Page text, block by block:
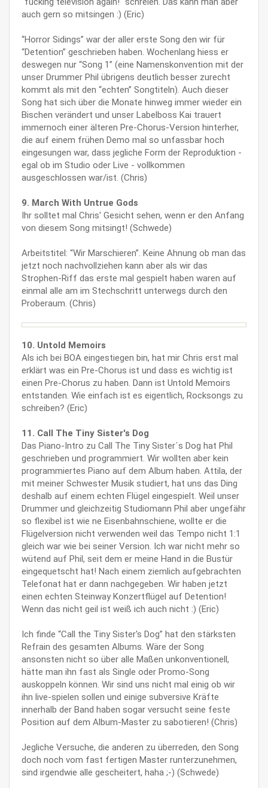
auch gern so mitsingen :) (Eric)
“Horror Sidings” war der aller erste Song den wir für
“Detention” geschrieben haben. Wochenlang hiess er
deswegen nur “Song 1” (eine Namenskonvention mit der
unser Drummer Phil übrigens deutlich besser zurecht
kommt als mit den “echten” Songtiteln). Auch dieser
Song hat sich über die Monate hinweg immer wieder ein
Bischen verändert und unser Labelboss Kai trauert
immernoch einer älteren Pre-Chorus-Version hinterher,
die auf einem frühen Demo mal so unfassbar hoch
eingesungen war, dass jegliche Form der Reproduktion -
egal ob im Studio oder Live - vollkommen
ausgeschlossen war/ist. (Chris)
9. March With Untrue Gods
Ihr solltet mal Chris' Gesicht sehen, wenn er den Anfang
von diesem Song mitsingt! (Schwede)
Arbeitstitel: “Wir Marschieren”. Keine Ahnung ob man das
jetzt noch nachvollziehen kann aber als wir das
Strophen-Riff das erste mal gespielt haben waren auf
einmal alle am im Stechschritt unterwegs durch den
Proberaum. (Chris)
10. Untold Memoirs
Als ich bei BOA eingestiegen bin, hat mir Chris erst mal
erklärt was ein Pre-Chorus ist und dass es wichtig ist
einen Pre-Chorus zu haben. Dann ist Untold Memoirs
entstanden. Wie einfach ist es eigentlich, Rocksongs zu
schreiben? (Eric)
11. Call The Tiny Sister's Dog
Das Piano-Intro zu Call The Tiny Sister´s Dog hat Phil
geschrieben und programmiert. Wir wollten aber kein
programmiertes Piano auf dem Album haben. Attila, der
mit meiner Schwester Musik studiert, hat uns das Ding
deshalb auf einem echten Flügel eingespielt. Weil unser
Drummer und gleichzeitig Studiomann Phil aber ungefähr
so flexibel ist wie ne Eisenbahnschiene, wollte er die
Flügelversion nicht verwenden weil das Tempo nicht 1:1
gleich war wie bei seiner Version. Ich war nicht mehr so
wütend auf Phil, seit dem er meine Hand in die Bustür
eingequetscht hat! Nach einem ziemlich aufgebrachten
Telefonat hat er dann nachgegeben. Wir haben jetzt
einen echten Steinway Konzertflügel auf Detention!
Wenn das nicht geil ist weiß ich auch nicht :) (Eric)
Ich finde “Call the Tiny Sister's Dog” hat den stärksten
Refrain des gesamten Albums. Wäre der Song
ansonsten nicht so über alle Maßen unkonventionell,
hätte man ihn fast als Single oder Promo-Song
auskoppeln können. Wir sind uns nicht mal einig ob wir
ihn live-spielen sollen und einige subversive Kräfte
innerhalb der Band haben sogar versucht seine feste
Position auf dem Album-Master zu sabotieren! (Chris)
Jegliche Versuche, die anderen zu überreden, den Song
doch noch vom fast fertigen Master runterzunehmen,
sind irgendwie alle gescheitert, haha ;-) (Schwede)